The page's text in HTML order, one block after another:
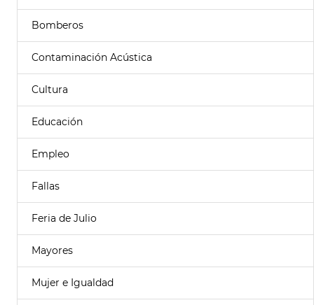
Bomberos
Contaminación Acústica
Cultura
Educación
Empleo
Fallas
Feria de Julio
Mayores
Mujer e Igualdad